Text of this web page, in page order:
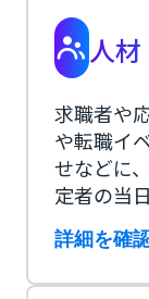
人材
求職者や
や転職イ
せなどに
定者の当
詳細を確